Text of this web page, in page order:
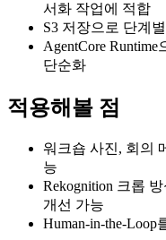
서화 작업에 적합
S3 저장으로 단계
AgentCore
단순화
적용해볼 점
워크숍 사진, 회의
능
Rekognition 크롭
개선 가능
Human-in-the-